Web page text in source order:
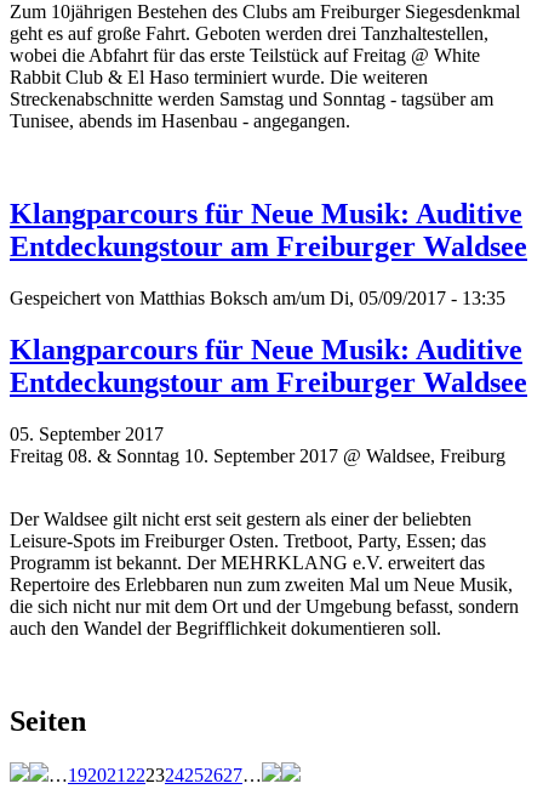
Zum 10jährigen Bestehen des Clubs am Freiburger Siegesdenkmal
geht es auf große Fahrt. Geboten werden drei Tanzhaltestellen,
wobei die Abfahrt für das erste Teilstück auf Freitag @ White
Rabbit Club & El Haso terminiert wurde. Die weiteren
Streckenabschnitte werden Samstag und Sonntag - tagsüber am
Tunisee, abends im Hasenbau - angegangen.
Klangparcours für Neue Musik: Auditive
Entdeckungstour am Freiburger Waldsee
Gespeichert von Matthias Boksch am/um Di, 05/09/2017 - 13:35
Klangparcours für Neue Musik: Auditive
Entdeckungstour am Freiburger Waldsee
05. September 2017
Freitag 08. & Sonntag 10. September 2017 @ Waldsee, Freiburg
Der Waldsee gilt nicht erst seit gestern als einer der beliebten
Leisure-Spots im Freiburger Osten. Tretboot, Party, Essen; das
Programm ist bekannt. Der MEHRKLANG e.V. erweitert das
Repertoire des Erlebbaren nun zum zweiten Mal um Neue Musik,
die sich nicht nur mit dem Ort und der Umgebung befasst, sondern
auch den Wandel der Begrifflichkeit dokumentieren soll.
Seiten
…192021 222324252627…